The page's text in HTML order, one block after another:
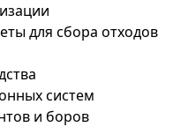
для сбора отходов
систем
и боров